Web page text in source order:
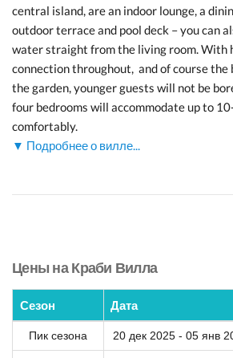
central island, are an indoor lounge, a
outdoor terrace and pool deck – you can
water straight from the living room. With
connection throughout, and of course the
the garden, younger guests will not be
four bedrooms will accommodate up to
comfortably.
▼ Подробнее о вилле...
Цены на Краби Вилла
Сезон Дата
Пик сезона 20 дек 2025 - 05 янв